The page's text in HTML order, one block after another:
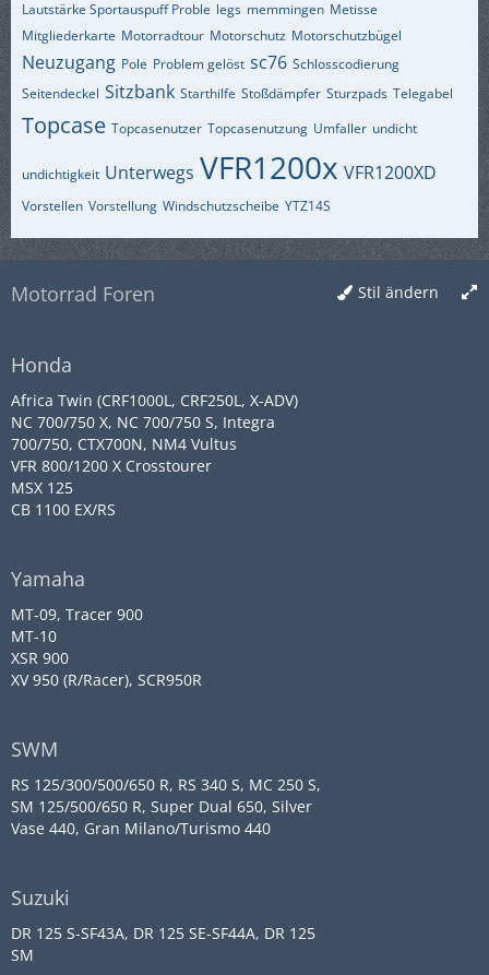
Lautstärke Sportauspuff Proble legs memmingen Metisse
Mitgliederkarte Motorradtour Motorschutz Motorschutzbügel
Neuzugang Pole Problem gelöst sc76 Schlosscodierung
Seitendeckel Sitzbank Starthilfe Stoßdämpfer Sturzpads Telegabel
Topcase Topcasenutzer Topcasenutzung Umfaller undicht
undichtigkeit Unterwegs VFR1200x VFR1200XD
Vorstellen Vorstellung Windschutzscheibe YTZ14S
Stil ändern
Motorrad Foren
Honda
Africa Twin (CRF1000L, CRF250L, X-ADV)
NC 700/750 X, NC 700/750 S, Integra
700/750, CTX700N, NM4 Vultus
VFR 800/1200 X Crosstourer
MSX 125
CB 1100 EX/RS
Yamaha
MT-09, Tracer 900
MT-10
XSR 900
XV 950 (R/Racer), SCR950R
SWM
RS 125/300/500/650 R, RS 340 S, MC 250 S,
SM 125/500/650 R, Super Dual 650, Silver
Vase 440, Gran Milano/Turismo 440
Suzuki
DR 125 S-SF43A, DR 125 SE-SF44A, DR 125
SM